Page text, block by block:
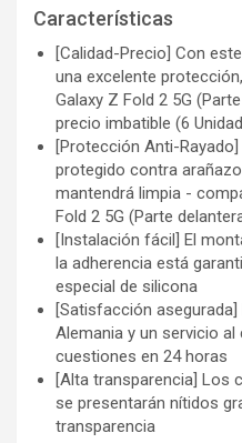
Características
[Calidad-Precio] Con
una excelente
Galaxy Z Fold 2 5G
precio imbatible (6
[Protección Anti-
protegido contra
mantendrá limpia -
Fold 2 5G (Parte
[Instalación fácil] El
la adherencia está
especial de silicona
[Satisfacción
Alemania y un servicio
cuestiones en 24 horas
[Alta transparencia] Los
se presentarán nítidos
transparencia